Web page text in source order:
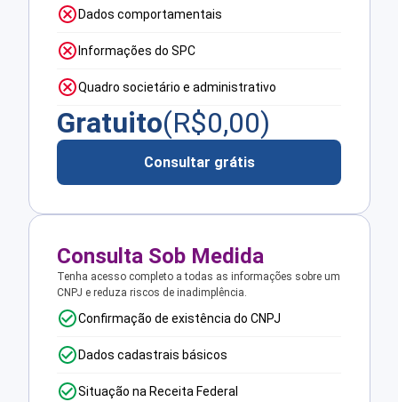
Dados comportamentais
Informações do SPC
Quadro societário e administrativo
Gratuito(R$0,00)
Consultar grátis
Consulta Sob Medida
Tenha acesso completo a todas as informações sobre um
CNPJ e reduza riscos de inadimplência.
Confirmação de existência do CNPJ
Dados cadastrais básicos
Situação na Receita Federal